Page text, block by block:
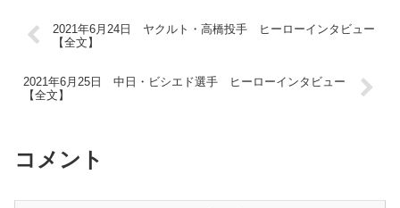
2021年6月24日 ヤクルト・高橋投手 ヒーローインタビュー
【全文】
2021年6月25日 中日・ビシエド選手 ヒーローインタビュー
【全文】
コメント